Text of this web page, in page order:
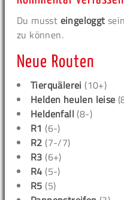
Du musst eingeloggt
zu können.
Neue Routen
Tierquälerei (10+)
Helden heulen leise
Heldenfall (8-)
R1 (6-)
R2 (7-/7)
R3 (6+)
R4 (5-)
R5 (5)